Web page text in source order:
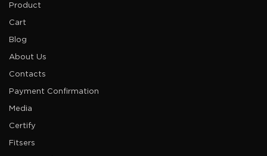
Product
Cart
Blog
About Us
Contacts
Payment Confirmation
Media
Certify
Fitsers